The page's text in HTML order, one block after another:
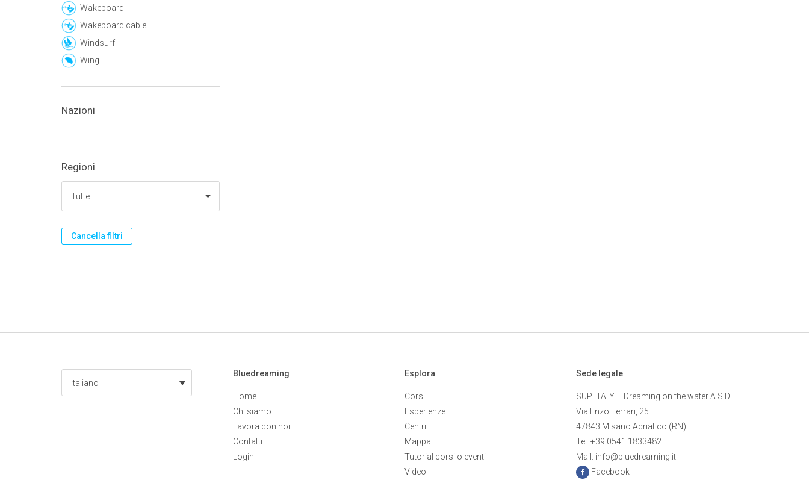
Wakeboard
Wakeboard cable
Windsurf
Wing
Nazioni
Regioni
Cancella filtri
Italiano
Bluedreaming
Home
Chi siamo
Lavora con noi
Contatti
Login
Esplora
Corsi
Esperienze
Centri
Mappa
Tutorial corsi o eventi
Video
Sede legale
SUP ITALY – Dreaming on the water A.S.D.
Via Enzo Ferrari, 25
47843 Misano Adriatico (RN)
Tel: +39 0541 1833482
Mail: info@bluedreaming.it
Facebook